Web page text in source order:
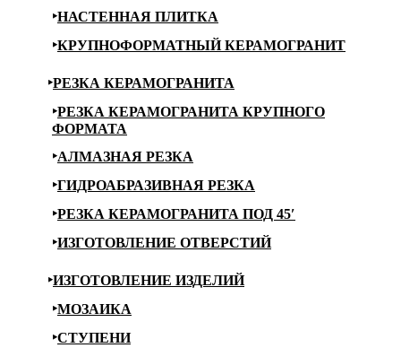
НАСТЕННАЯ ПЛИТКА
КРУПНОФОРМАТНЫЙ КЕРАМОГРАНИТ
РЕЗКА КЕРАМОГРАНИТА
РЕЗКА КЕРАМОГРАНИТА КРУПНОГО
ФОРМАТА
АЛМАЗНАЯ РЕЗКА
ГИДРОАБРАЗИВНАЯ РЕЗКА
РЕЗКА КЕРАМОГРАНИТА ПОД 45′
ИЗГОТОВЛЕНИЕ ОТВЕРСТИЙ
ИЗГОТОВЛЕНИЕ ИЗДЕЛИЙ
МОЗАИКА
СТУПЕНИ